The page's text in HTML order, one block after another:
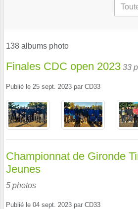
138 albums photo
Finales CDC open 2023 33
Publié le 25 sept. 2023 par CD33
Championnat de Gironde
Jeunes
5 photos
Publié le 04 sept. 2023 par CD33